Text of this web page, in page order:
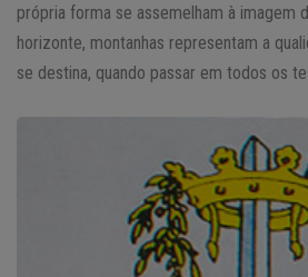
própria forma se assemelham à imagem
horizonte, montanhas representam a
se destina, quando passar em todos os